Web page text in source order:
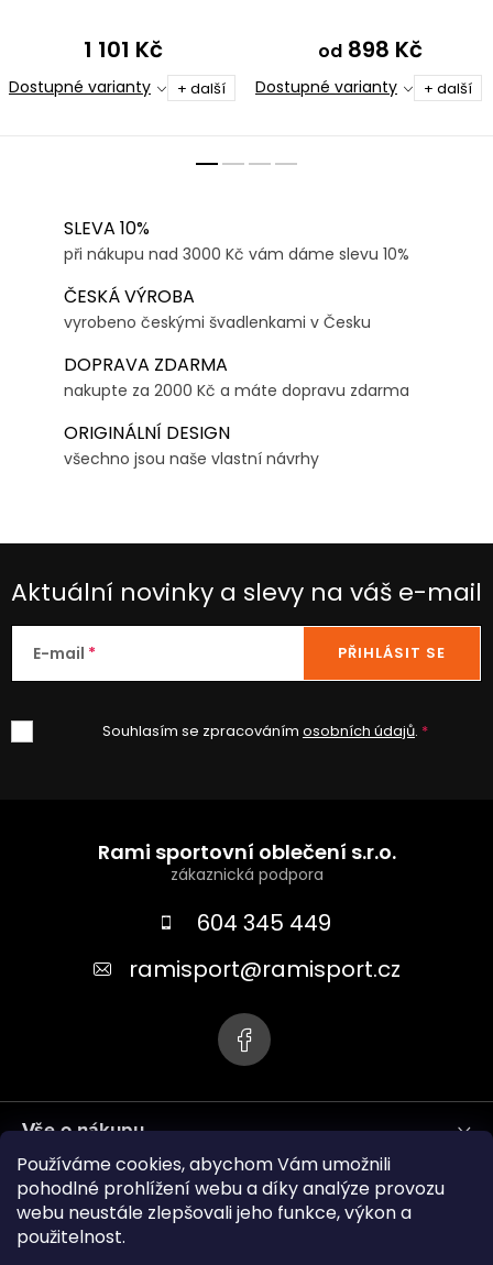
Používáme cookies, abychom Vám umožnili
pohodlné prohlížení webu a díky analýze provozu
webu neustále zlepšovali jeho funkce, výkon a
použitelnost.
1 101 Kč
Dostupné varianty + další
od898 Kč
Dostupné varianty + další
SLEVA 10%
při nákupu nad 3000 Kč vám dáme slevu 10%
ČESKÁ VÝROBA
vyrobeno českými švadlenkami v Česku
DOPRAVA ZDARMA
nakupte za 2000 Kč a máte dopravu zdarma
ORIGINÁLNÍ DESIGN
všechno jsou naše vlastní návrhy
Aktuální novinky a slevy na váš e-mail
E-mail
Souhlasím se zpracováním osobních údajů.
PŘIHLÁSIT SE
Rami sportovní oblečení s.r.o.
604 345 449
ramisport@ramisport.cz
Vše o nákupu
Informace pro vás